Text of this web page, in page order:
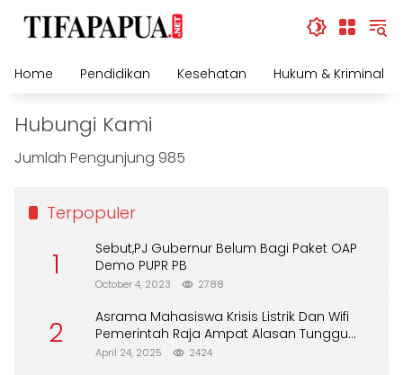
Home
Pendidikan Kesehatan Hukum & Kriminal
Hubungi Kami
Jumlah Pengunjung 985
Terpopuler
1
Sebut,PJ Gubernur Belum Bagi Paket OAP
Demo PUPR PB
October 4, 2023 2788
2
Asrama Mahasiswa Krisis Listrik Dan Wifi
Pemerintah Raja Ampat Alasan Tunggu
DPA
April 24, 2025 2424